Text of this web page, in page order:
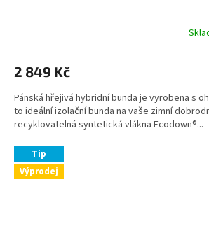
2 849 Kč
Pánská hřejivá hybridní bunda je vyrobena s
to ideální izolační bunda na vaše zimní
recyklovatelná syntetická vlákna Ecodown®...
Tip
Výprodej